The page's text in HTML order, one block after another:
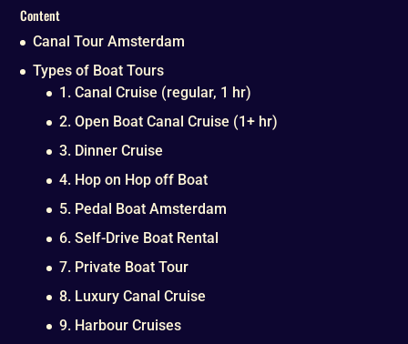
Content
Canal Tour Amsterdam
Types of Boat Tours
1. Canal Cruise (regular, 1 hr)
2. Open Boat Canal Cruise (1+ hr)
3. Dinner Cruise
4. Hop on Hop off Boat
5. Pedal Boat Amsterdam
6. Self-Drive Boat Rental
7. Private Boat Tour
8. Luxury Canal Cruise
9. Harbour Cruises